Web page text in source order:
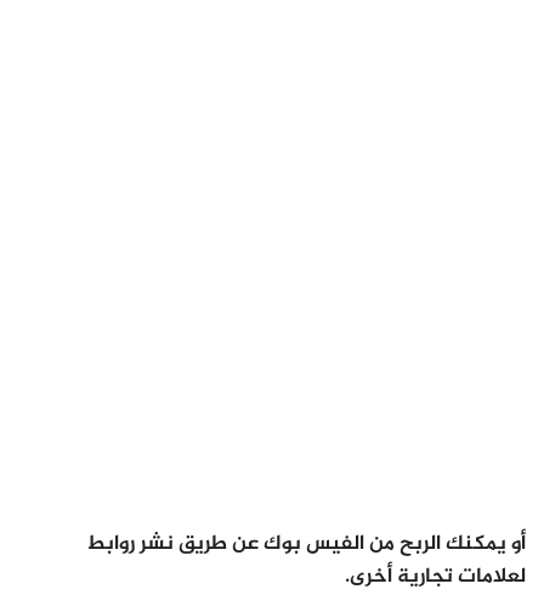
أو يمكنك الربح من الفيس بوك عن طريق نشر روابط
لعلامات تجارية أخرى.